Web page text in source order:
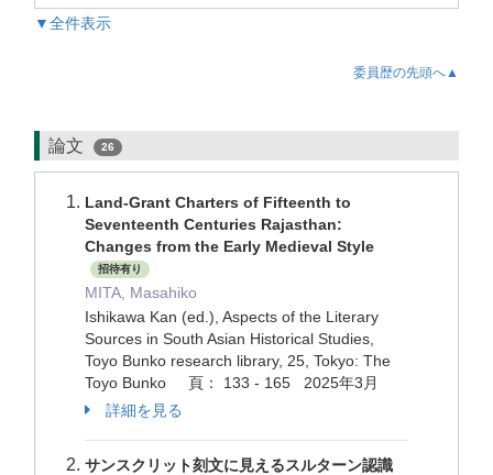
▼全件表示
委員歴の先頭へ▲
論文 26
Land-Grant Charters of Fifteenth to
Seventeenth Centuries Rajasthan:
Changes from the Early Medieval Style
招待有り
MITA, Masahiko
Ishikawa Kan (ed.), Aspects of the Literary
Sources in South Asian Historical Studies,
Toyo Bunko research library, 25, Tokyo: The
Toyo Bunko 頁： 133 - 165 2025年3月
詳細を見る
サンスクリット刻文に見えるスルターン認識